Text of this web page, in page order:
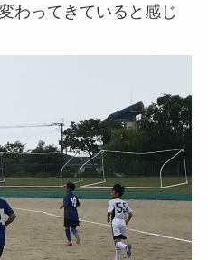
わってきていると感じ